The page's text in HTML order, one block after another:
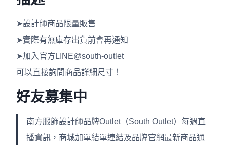
➤設計師商品限量販售
➤實際有無庫存出貨前會再通知
➤加入官方LINE@south-outlet
可以直接詢問商品詳細尺寸！
好友募集中
南方服飾設計師品牌Outlet（South Outlet）每週直
播資訊，商城加單結單連結及品牌官網最新商品通